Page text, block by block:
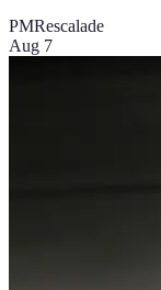
PMRescalade
Aug 7